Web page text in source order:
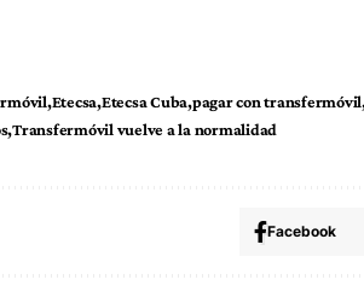
Etecsa Etecsa Cuba pagar con transfermóvil
Transfermóvil vuelve a la normalidad
Facebook